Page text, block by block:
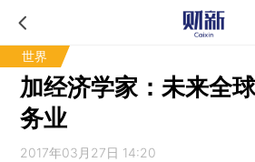
世界
加经济学家：未来全
务业
2017年03月27日 14:20